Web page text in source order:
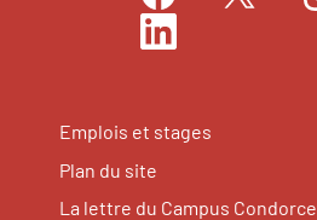
FacebookTwitter
LinkedIn
Emplois et stages
Plan du site
La lettre du Campus